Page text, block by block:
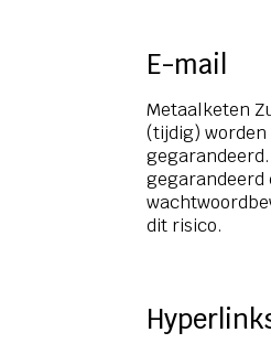
E-mail
Metaalketen
(tijdig)
gegarandeerd
dit risico.